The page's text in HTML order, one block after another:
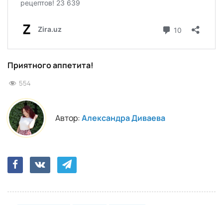
Приятного аппетита!
554
Автор:Александра Диваева